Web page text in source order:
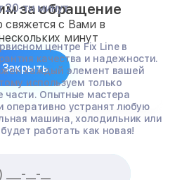
20-ти минут
центре Fix Line в
качества и надежности.
каждый элемент вашей
используем только
части. Опытные мастера
оперативно устранят любую
машина, холодильник или
работать как новая!
за обращение
с Вами в
минут
Закрыть